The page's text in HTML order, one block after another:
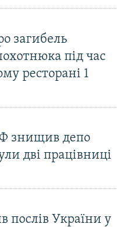
загибель
під час
ресторані 1
знищив депо
дві працівниці
послів України у